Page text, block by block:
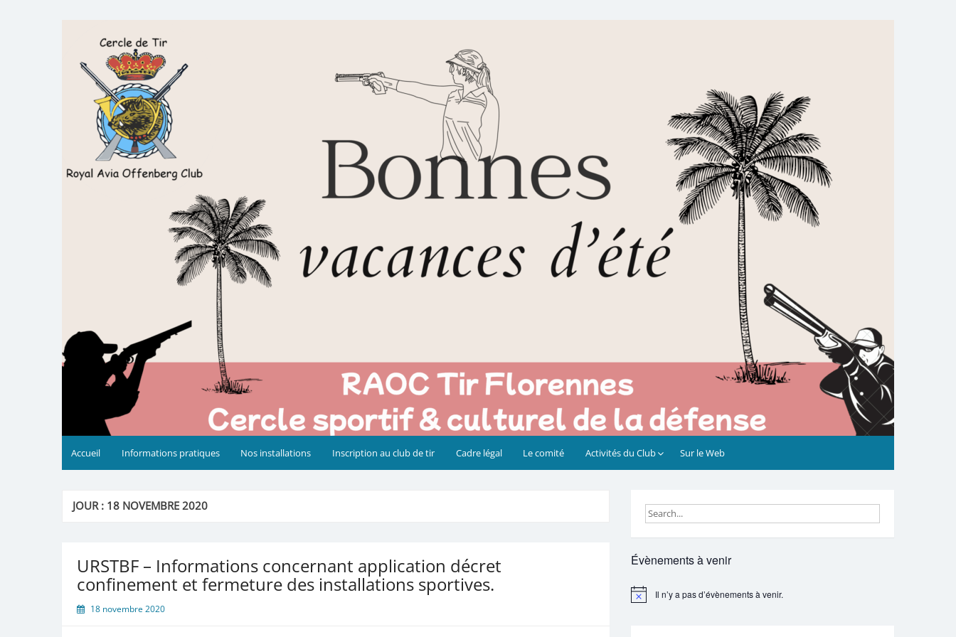
Royal AOC Florennes
Section TIR de l'AVIA
Accueil Informations pratiques Nos installations Inscription au club de tir Cadre légal Le comité Activités du Club Sur le Web
JOUR : 18 NOVEMBRE 2020
URSTBF – Informations concernant application décret
confinement et fermeture des installations sportives.
18 novembre 2020
Évènements à venir
Notice Il n’y a pas d’évènements à venir.